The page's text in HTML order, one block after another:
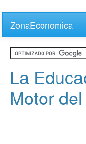
main
content
ZonaEconomica
La
Motor